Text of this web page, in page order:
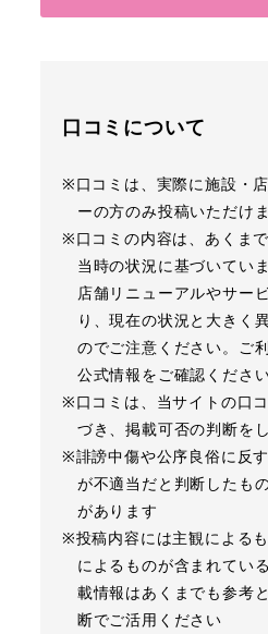
口コミについて
※口コミは、実際に施設・
ーの方のみ投稿いただけま
※口コミの内容は、あくま
当時の状況に基づいてい
店舗リニューアルやサー
り、現在の状況と大きく
のでご注意ください。ご
公式情報をご確認ください
※口コミは、当サイトの口
づき、掲載可否の判断を
※誹謗中傷や公序良俗に反
が不適当だと判断したも
があります
※投稿内容には主観による
によるものが含まれてい
載情報はあくまでも参考
断でご活用ください